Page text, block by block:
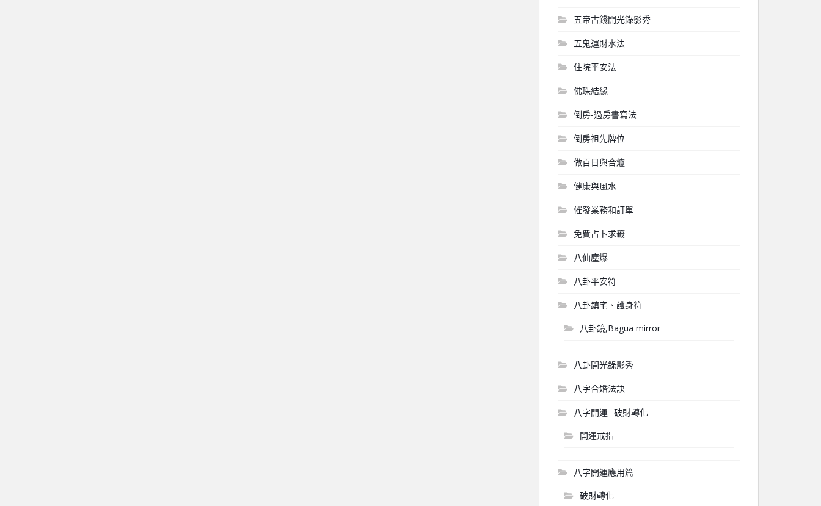
五帝古錢開光錄影秀
五鬼運財水法
住院平安法
佛珠結緣
倒房-過房書寫法
倒房祖先牌位
做百日與合爐
健康與風水
催發業務和訂單
免費占卜求籤
八仙塵爆
八卦平安符
八卦鎮宅、護身符
八卦鏡,Bagua mirror
八卦開光錄影秀
八字合婚法訣
八字開運─破財轉化
開運戒指
八字開運應用篇
破財轉化